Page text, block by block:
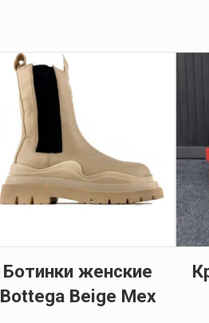
Ботинки женские
Bottеga Beige Мех